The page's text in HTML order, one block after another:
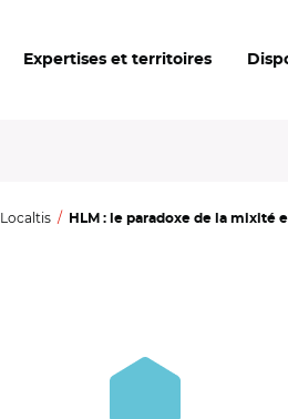
Expertises et territoires
Localtis HLM : le paradoxe de la mixité